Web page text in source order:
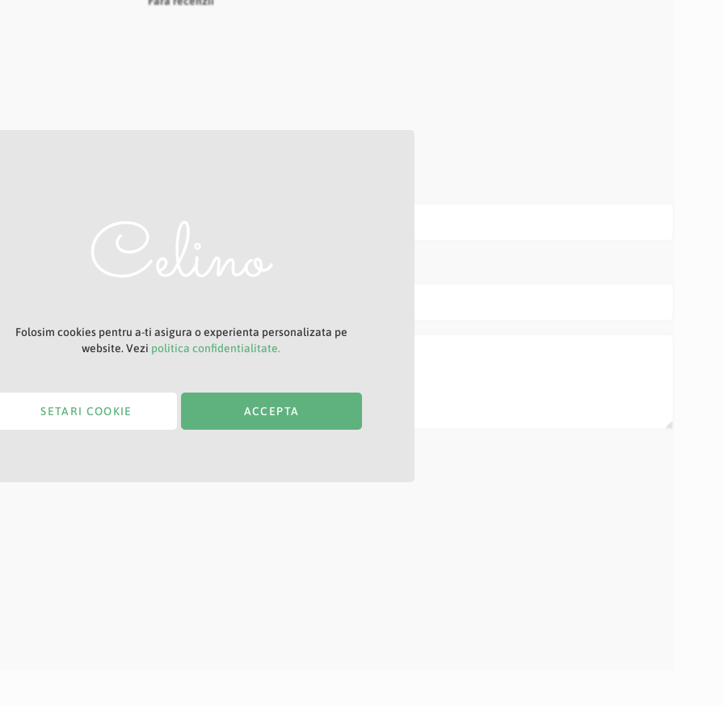
Titlu
Folosim cookies pentru a-ti asigura o experienta personalizata pe
website. Vezi politica confidentialitate.
ACCEPTA
SETARI COOKIE